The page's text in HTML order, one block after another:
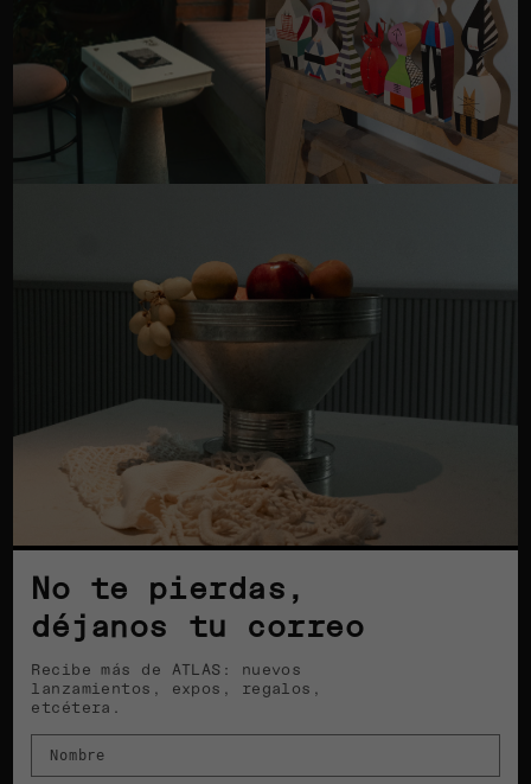
No te pierdas,
déjanos tu correo
Recibe más de ATLAS: nuevos
lanzamientos, expos, regalos,
etcétera.
Nombre